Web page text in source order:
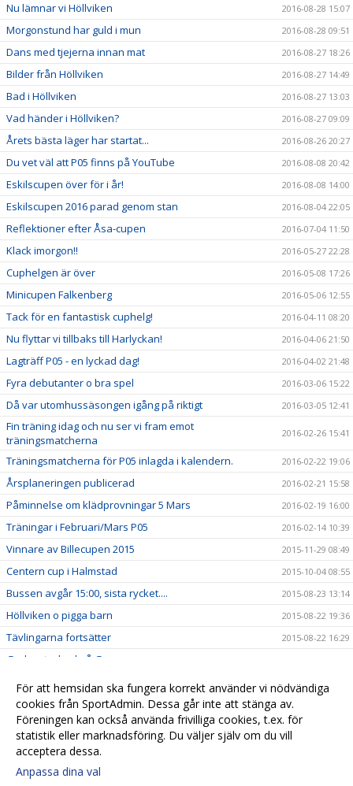
Nu lämnar vi Höllviken 2016-08-28 15:07
Morgonstund har guld i mun 2016-08-28 09:51
Dans med tjejerna innan mat 2016-08-27 18:26
Bilder från Höllviken 2016-08-27 14:49
Bad i Höllviken 2016-08-27 13:03
Vad händer i Höllviken? 2016-08-27 09:09
Årets bästa läger har startat... 2016-08-26 20:27
Du vet väl att P05 finns på YouTube 2016-08-08 20:42
Eskilscupen över för i år! 2016-08-08 14:00
Eskilscupen 2016 parad genom stan 2016-08-04 22:05
Reflektioner efter Åsa-cupen 2016-07-04 11:50
Klack imorgon!! 2016-05-27 22:28
Cuphelgen är över 2016-05-08 17:26
Minicupen Falkenberg 2016-05-06 12:55
Tack för en fantastisk cuphelg! 2016-04-11 08:20
Nu flyttar vi tillbaks till Harlyckan! 2016-04-06 21:50
Lagträff P05 - en lyckad dag! 2016-04-02 21:48
Fyra debutanter o bra spel 2016-03-06 15:22
Då var utomhussäsongen igång på riktigt 2016-03-05 12:41
Fin träning idag och nu ser vi fram emot
träningsmatcherna
2016-02-26 15:41
Träningsmatcherna för P05 inlagda i kalendern. 2016-02-22 19:06
Årsplaneringen publicerad 2016-02-21 15:58
Påminnelse om klädprovningar 5 Mars 2016-02-19 16:00
Träningar i Februari/Mars P05 2016-02-14 10:39
Vinnare av Billecupen 2015 2015-11-29 08:49
Centern cup i Halmstad 2015-10-04 08:55
Bussen avgår 15:00, sista rycket.... 2015-08-23 13:14
Höllviken o pigga barn 2015-08-22 19:36
Tävlingarna fortsätter 2015-08-22 16:29
God mat o bad på G
Rapport från Höllviken 2015-08-22 11:03
Nu sover vi..... 2015-08-21 23:36
Nu åker vi..... 2015-08-21 22:04
För att hemsidan ska fungera korrekt använder vi nödvändiga
cookies från SportAdmin. Dessa går inte att stänga av.
Föreningen kan också använda frivilliga cookies, t.ex. för
statistik eller marknadsföring. Du väljer själv om du vill
acceptera dessa.
Anpassa dina val